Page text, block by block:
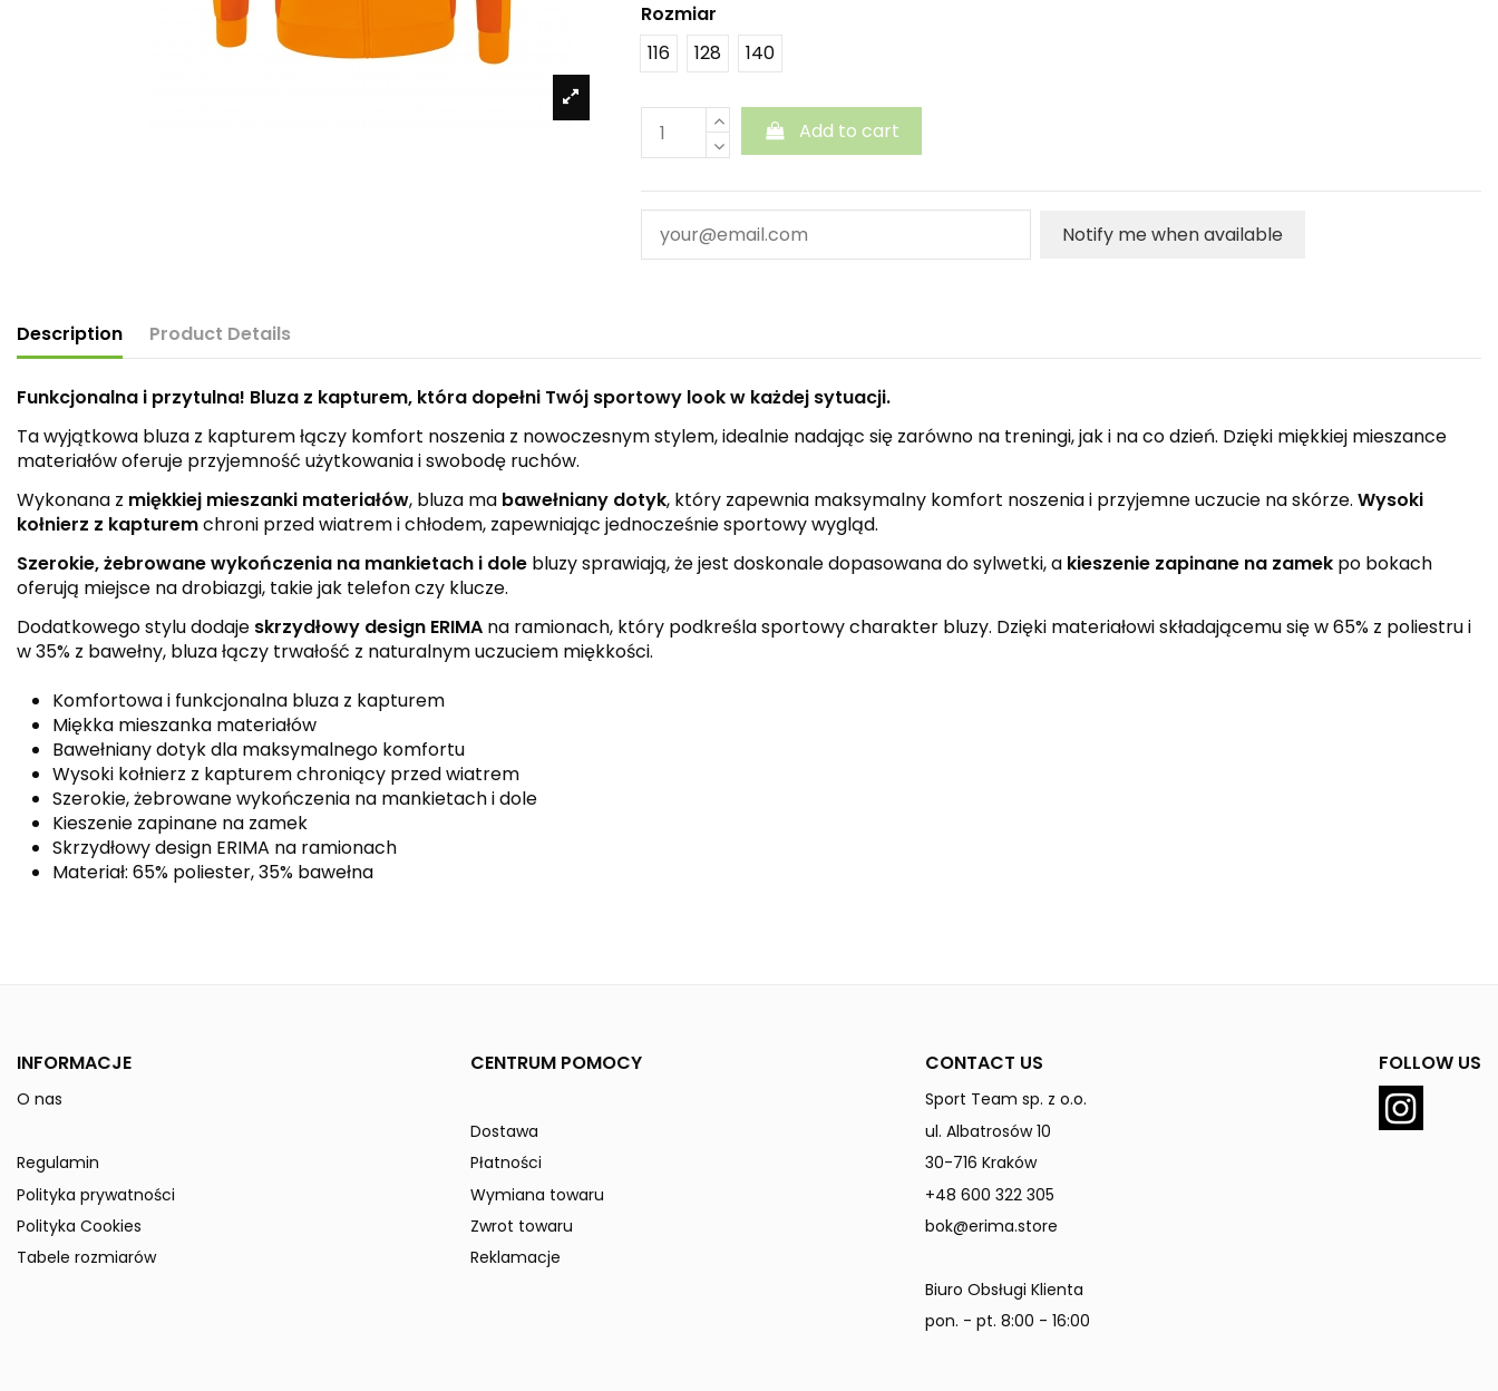
Rozmiar
116
128 140
Add to cart
Notify me when available
Description Product Details
Funkcjonalna i przytulna! Bluza z kapturem, która dopełni Twój sportowy look w każdej sytuacji.
Ta wyjątkowa bluza z kapturem łączy komfort noszenia z nowoczesnym stylem, idealnie nadając się zarówno na treningi, jak i na co dzień. Dzięki miękkiej mieszance
materiałów oferuje przyjemność użytkowania i swobodę ruchów.
Wykonana z miękkiej mieszanki materiałów, bluza ma bawełniany dotyk, który zapewnia maksymalny komfort noszenia i przyjemne uczucie na skórze. Wysoki
kołnierz z kapturemchroni przed wiatrem i chłodem, zapewniając jednocześnie sportowy wygląd.
Szerokie, żebrowane wykończenia na mankietach i dole bluzy sprawiają, że jest doskonale dopasowana do sylwetki, a kieszenie zapinane na zamek po bokach
oferują miejsce na drobiazgi, takie jak telefon czy klucze.
Dodatkowego stylu dodaje skrzydłowy design ERIMA na ramionach, który podkreśla sportowy charakter bluzy. Dzięki materiałowi składającemu się w 65% z poliestru i
w 35% z bawełny, bluza łączy trwałość z naturalnym uczuciem miękkości.
Komfortowa i funkcjonalna bluza z kapturem
Miękka mieszanka materiałów
Bawełniany dotyk dla maksymalnego komfortu
Wysoki kołnierz z kapturem chroniący przed wiatrem
Szerokie, żebrowane wykończenia na mankietach i dole
Kieszenie zapinane na zamek
Skrzydłowy design ERIMA na ramionach
Materiał: 65% poliester, 35% bawełna
Reference
ean13 4062075102177
» Podmiot odpowiedzialny
INFORMACJE
O nas
Regulamin
Polityka prywatności
Polityka Cookies
Tabele rozmiarów
CENTRUM POMOCY
Dostawa
Płatności
Wymiana towaru
Zwrot towaru
Reklamacje
CONTACT US
Sport Team sp. z o.o.
ul. Albatrosów 10
30-716 Kraków
+48 600 322 305
bok@erima.store
Biuro Obsługi Klienta
pon. - pt. 8:00 - 16:00
FOLLOW US